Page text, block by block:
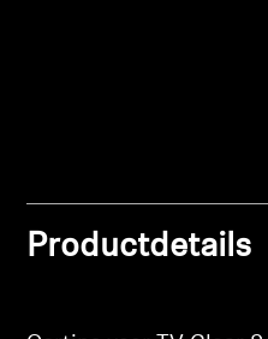
Productdetails
Inloggen vereist